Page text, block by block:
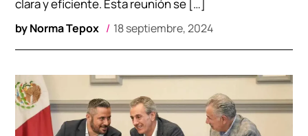
byNorma Tepox 18 septiembre, 2024
clara y eficiente. Esta reunión se […]